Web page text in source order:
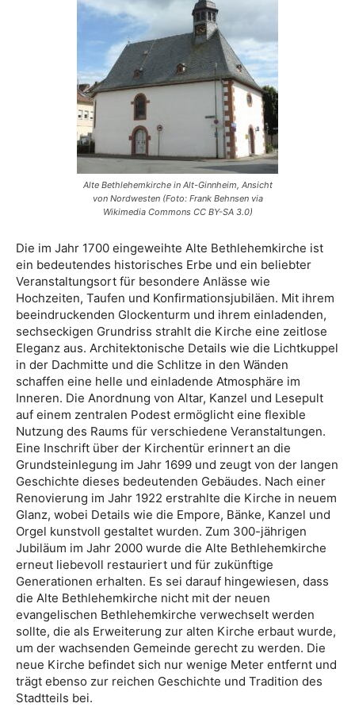
Alte Bethlehemkirche in Alt-Ginnheim, Ansicht
von Nordwesten (Foto: Frank Behnsen via
Wikimedia Commons CC BY-SA 3.0)
Die im Jahr 1700 eingeweihte Alte Bethlehemkirche ist
ein bedeutendes historisches Erbe und ein beliebter
Veranstaltungsort für besondere Anlässe wie
Hochzeiten, Taufen und Konfirmationsjubiläen. Mit ihrem
beeindruckenden Glockenturm und ihrem einladenden,
sechseckigen Grundriss strahlt die Kirche eine zeitlose
Eleganz aus. Architektonische Details wie die Lichtkuppel
in der Dachmitte und die Schlitze in den Wänden
schaffen eine helle und einladende Atmosphäre im
Inneren. Die Anordnung von Altar, Kanzel und Lesepult
auf einem zentralen Podest ermöglicht eine flexible
Nutzung des Raums für verschiedene Veranstaltungen.
Eine Inschrift über der Kirchentür erinnert an die
Grundsteinlegung im Jahr 1699 und zeugt von der langen
Geschichte dieses bedeutenden Gebäudes. Nach einer
Renovierung im Jahr 1922 erstrahlte die Kirche in neuem
Glanz, wobei Details wie die Empore, Bänke, Kanzel und
Orgel kunstvoll gestaltet wurden. Zum 300-jährigen
Jubiläum im Jahr 2000 wurde die Alte Bethlehemkirche
erneut liebevoll restauriert und für zukünftige
Generationen erhalten. Es sei darauf hingewiesen, dass
die Alte Bethlehemkirche nicht mit der neuen
evangelischen Bethlehemkirche verwechselt werden
sollte, die als Erweiterung zur alten Kirche erbaut wurde,
um der wachsenden Gemeinde gerecht zu werden. Die
neue Kirche befindet sich nur wenige Meter entfernt und
trägt ebenso zur reichen Geschichte und Tradition des
Stadtteils bei.